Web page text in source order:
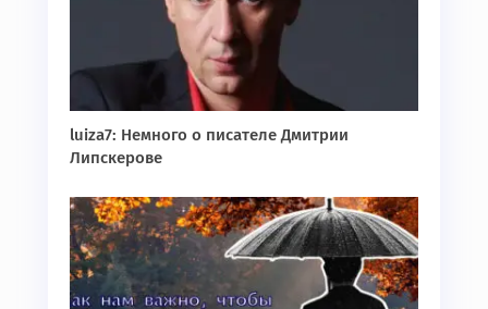
luiza7: Немного о писателе Дмитрии
Липскерове